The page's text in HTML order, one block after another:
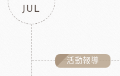
JUL
活動報導